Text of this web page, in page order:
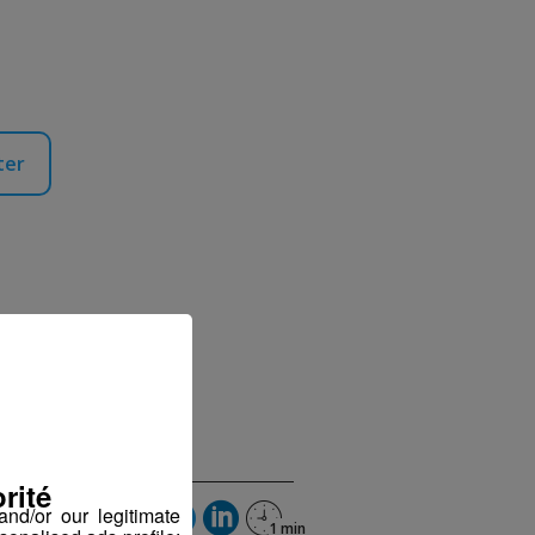
or our legitimate